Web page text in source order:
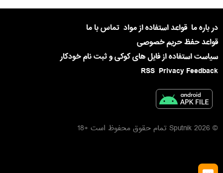
در باره ما قواعد استفاده از مواد تماس با ما
قواعد حفظ حریم خصوصی
سیاست استفاده از فایل های کوکی و ثبت نام خودکار
Privacy Feedback
RSS
© 2026 Sputnik تمام حقوق محفوظ است +18